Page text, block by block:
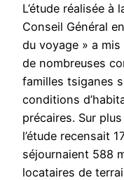
L’étude réalisée à
Conseil Général
du voyage » a
de nombreuses
familles tsiganes
conditions
précaires. Sur
l’étude recensait
séjournaient 588
locataires de